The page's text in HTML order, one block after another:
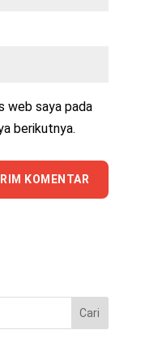
web saya pada
berikutnya.